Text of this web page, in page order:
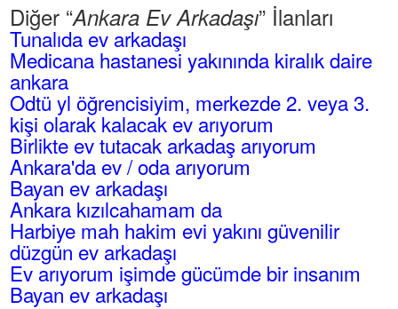
Diğer “Ankara Ev Arkadaşı” İlanları
Tunalıda ev arkadaşı
Medicana hastanesi yakınında kiralık daire
ankara
Odtü yl öğrencisiyim, merkezde 2. veya 3.
kişi olarak kalacak ev arıyorum
Birlikte ev tutacak arkadaş arıyorum
Ankara'da ev / oda arıyorum
Bayan ev arkadaşı
Ankara kızılcahamam da
Harbiye mah hakim evi yakını güvenilir
düzgün ev arkadaşı
Ev arıyorum işimde gücümde bir insanım
Bayan ev arkadaşı